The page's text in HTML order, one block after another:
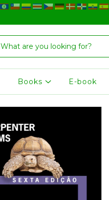
Books E-book